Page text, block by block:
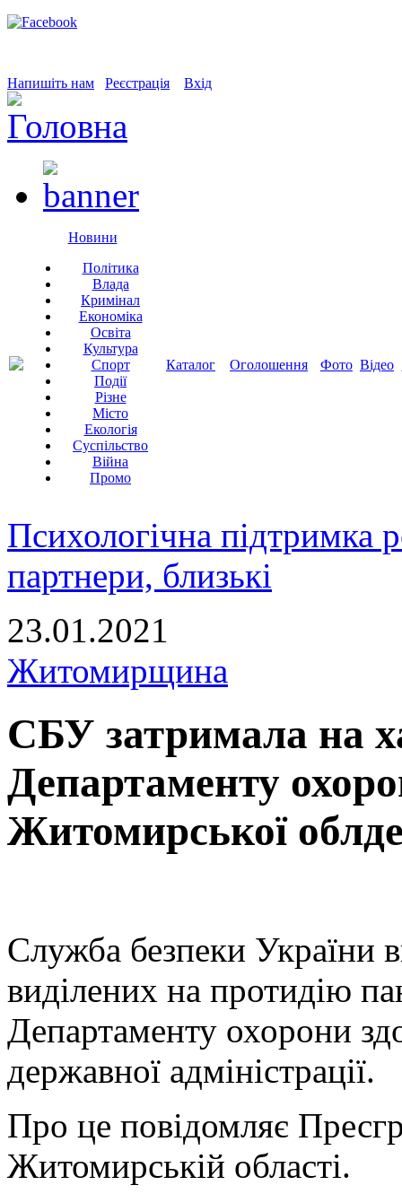
Напишіть нам Реєстрація Вхід
Новини
Політика
Влада
Кримінал
Економіка
Освіта
Культура
Спорт
Події
Різне
Місто
Екологія
Суспільство
Війна
Промо
Каталог Оголошення Фото Відео
Психологічна підтримка
партнери, близькі
23.01.2021
Житомирщина
СБУ затримала на
Департаменту
Житомирської
Служба безпеки України
виділених на протидію
Департаменту охорони
державної адміністрації.
Про це повідомляє
Житомирській області.